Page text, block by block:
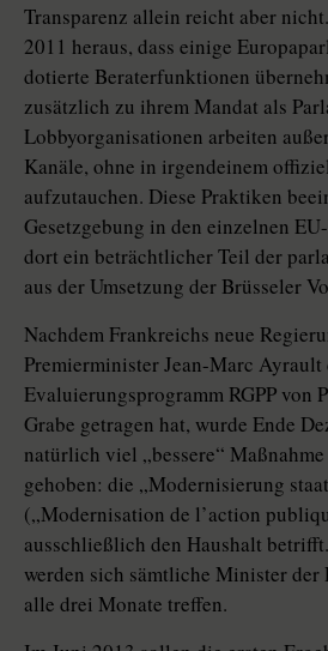
Transparenz allein reicht aber
2011 heraus, dass einige
dotierte Beraterfunktionen
zusätzlich zu ihrem Mandat als
Lobbyorganisationen arbeiten
Kanäle, ohne in irgendeinem
aufzutauchen. Diese Praktiken
Gesetzgebung in den einzelnen
dort ein beträchtlicher Teil der
aus der Umsetzung der Brüsseler
Nachdem Frankreichs neue
Premierminister Jean-Marc Ayrault
Evaluierungsprogramm RGPP von
Grabe getragen hat, wurde Ende
natürlich viel „bessere“ Maßnahme
gehoben: die „Modernisierung
(„Modernisation de l’action
ausschließlich den Haushalt
werden sich sämtliche Minister
alle drei Monate treffen.